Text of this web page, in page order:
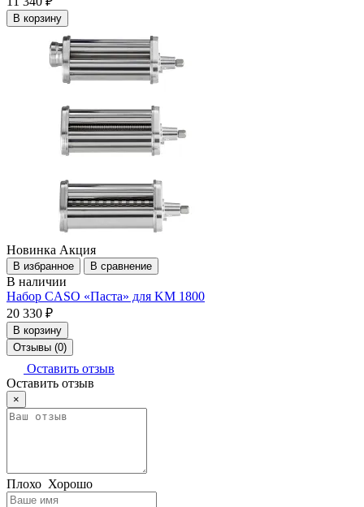
В корзину
Новинка Акция
В избранное В сравнение
В наличии
Набор CASO «Паста» для KM 1800
20 330 ₽
В корзину
Отзывы (0)
Оставить отзыв
Оставить отзыв
×
Плохо Хорошо